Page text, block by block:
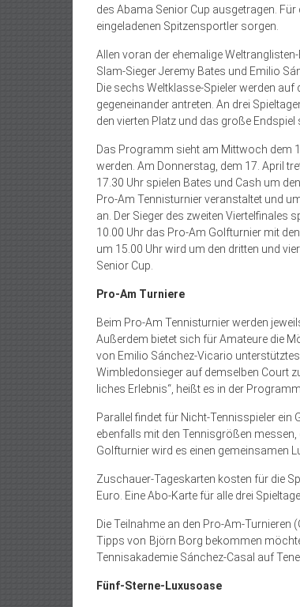
des Abama Senior Cup ausgetragen.
eingeladenen Spitzensportler sorgen.
Allen voran der ehemalige
Slam-Sieger Jeremy Bates und Emilio
Die sechs Weltklasse-Spieler werden
gegeneinander antreten. An drei
den vierten Platz und das große Endspiel
Das Programm sieht am Mittwoch dem
werden. Am Donnerstag, dem 17. April
17.30 Uhr spielen Bates und Cash um
Pro-Am Tennisturnier veranstaltet und
an. Der Sieger des zweiten Viertelfinales
10.00 Uhr das Pro-Am Golfturnier mit
um 15.00 Uhr wird um den dritten und
Senior Cup.
Pro-Am Turniere
Beim Pro-Am Tennisturnier werden
Außerdem bietet sich für Amateure die
von Emilio Sánchez-Vicario
Wimbledonsieger auf demselben Court
liches Erlebnis“, heißt es in der
Parallel findet für Nicht-Tennisspieler
ebenfalls mit den Tennisgrößen
Golfturnier wird es einen gemeinsamen
Zuschauer-Tageskarten kosten für die
Euro. Eine Abo-Karte für alle drei
Die Teilnahme an den Pro-Am-
Tipps von Björn Borg bekommen
Tennisakademie Sánchez-Casal auf
Fünf-Sterne-Luxusoase